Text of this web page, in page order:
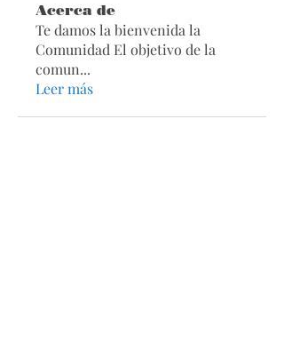
Acerca de
Te damos la bienvenida la
Comunidad El objetivo de la
comun...
Leer más